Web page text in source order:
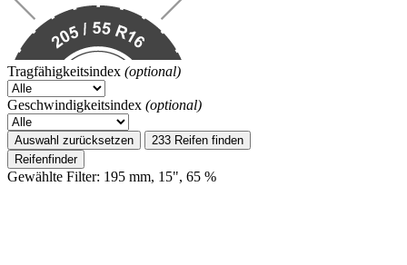
Tragfähigkeitsindex (optional)
Geschwindigkeitsindex (optional)
Auswahl zurücksetzen
233 Reifen finden
Reifenfinder
Gewählte Filter: 195 mm, 15", 65 %